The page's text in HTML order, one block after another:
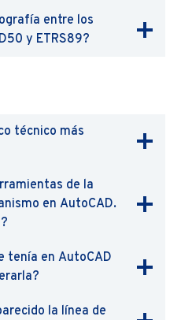
entre los
y ETRS89?
técnico más
de la
en AutoCAD.
tenía en AutoCAD
la línea de